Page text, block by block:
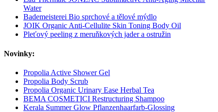
Water
Bademeisterei Bio sprchové a tělové mýdlo
JOIK Organic Anti-Cellulite Skin Toning Body Oil
Pleťový peeling z meruňkových jader a ostružin
Novinky:
Propolia Active Shower Gel
Propolia Body Scrub
Propolia Organic Urinary Ease Herbal Tea
BEMA COSMETICI Restructuring Shampoo
Kerala Summer Glow Pflanzenhaarfarb-Glossing